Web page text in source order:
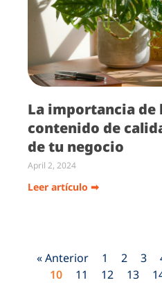
La importancia de
contenido de
de tu negocio
April 2, 2024
Leer artículo ➡
« Anterior 1 2 3
10
11 12 13